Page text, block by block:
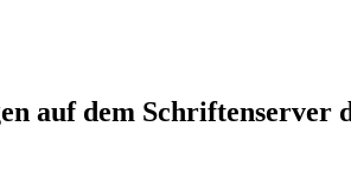
auf dem Schriftenserver